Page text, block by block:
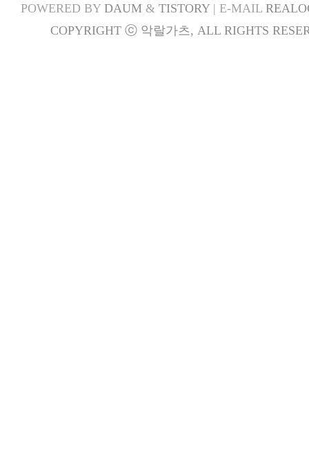
POWERED BY DAUM& TISTORY| E-MAIL
COPYRIGHT ⓒ 악랄가츠, ALL RIGHTS